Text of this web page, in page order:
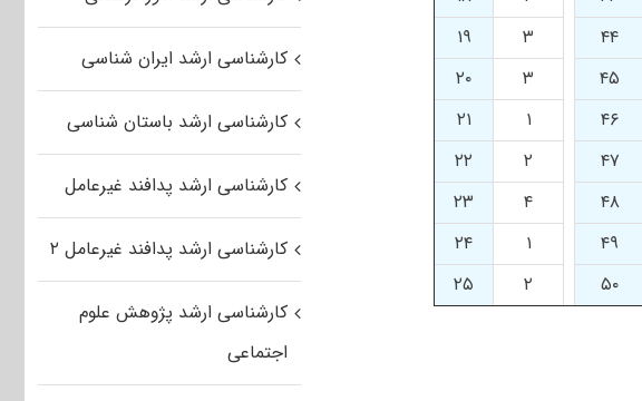
۴۴ ۳
۱۹
۴۵ ۳
۲۰
۴۶ ۱
۲۱
۴۷ ۲
۲۲
۴۸ ۴
۲۳
۴۹ ۱
۲۴
۵۰ ۲ ۲۵
کارشناسی ارشد ایران شناسی
کارشناسی ارشد باستان شناسی
کارشناسی ارشد پدافند غیرعامل
کارشناسی ارشد پدافند غیرعامل ۲
کارشناسی ارشد پژوهش علوم
اجتماعی